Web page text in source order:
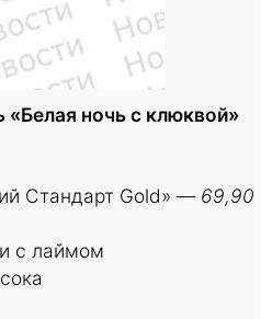
«Белая ночь с клюквой»
Стандарт Gold» — 69,90
с лаймом